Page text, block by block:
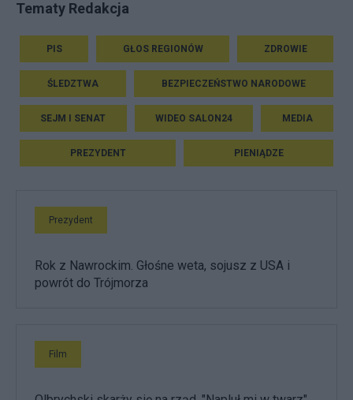
Tematy Redakcja
PIS GŁOS REGIONÓW ZDROWIE
ŚLEDZTWA BEZPIECZEŃSTWO NARODOWE
SEJM I SENAT WIDEO SALON24 MEDIA
PREZYDENT PIENIĄDZE
Prezydent
Rok z Nawrockim. Głośne weta, sojusz z USA i
powrót do Trójmorza
Film